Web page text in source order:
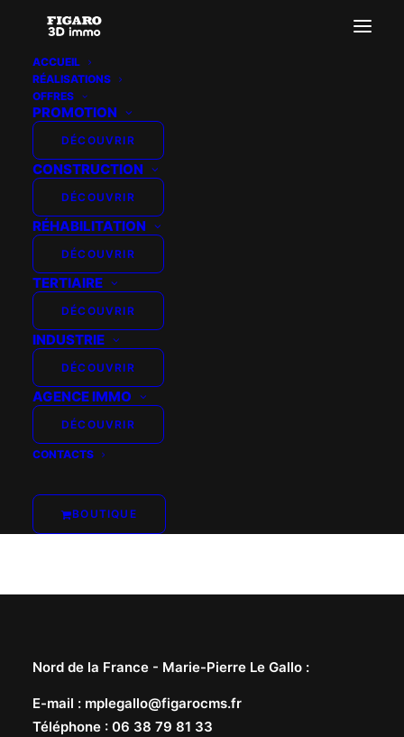
ACCUEIL
RÉALISATIONS
OFFRES
PROMOTION
DÉCOUVRIR
CONSTRUCTION
DÉCOUVRIR
RÉHABILITATION
DÉCOUVRIR
TERTIAIRE
DÉCOUVRIR
INDUSTRIE
DÉCOUVRIR
AGENCE IMMO
DÉCOUVRIR
CONTACTS
BOUTIQUE
Accueil
Templates perspectives premium
Nord de la France - Marie-Pierre Le Gallo :
E-mail : mplegallo@figarocms.fr
Téléphone : 06 38 79 81 33